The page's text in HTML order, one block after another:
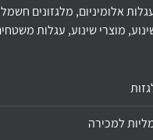
אלומיניום, מלגזונים
מוצרי שינוע, עגלות
למכירה